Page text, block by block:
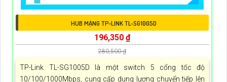
HUB MẠNG TP-LINK TL-SG1005D
196,350 ₫
280,500 ₫
TP-Link TL-SG1005D là một switch 5 cổng tốc độ
10/100/1000Mbps, cung cấp dung lượng chuyển tiếp lên